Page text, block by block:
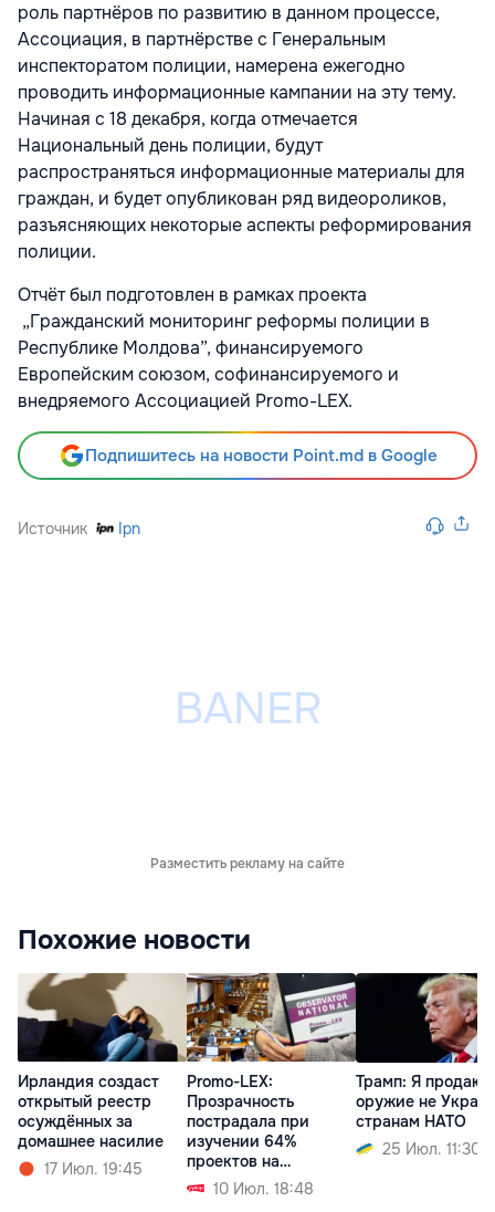
роль партнёров по развитию в данном процессе,
Ассоциация, в партнёрстве с Генеральным
инспекторатом полиции, намерена ежегодно
проводить информационные кампании на эту тему.
Начиная с 18 декабря, когда отмечается
Национальный день полиции, будут
распространяться информационные материалы для
граждан, и будет опубликован ряд видеороликов,
разъясняющих некоторые аспекты реформирования
полиции.
Отчёт был подготовлен в рамках проекта
„Гражданский мониторинг реформы полиции в
Республике Молдова”, финансируемого
Европейским союзом, софинансируемого и
внедряемого Ассоциацией Promo-LEX.
Подпишитесь на новости Point.md в Google
Источник Ipn
Разместить рекламу на сайте
Похожие новости
Ирландия создаст
открытый реестр
осуждённых за
домашнее насилие
17 Июл. 19:45
Promo-LEX:
Прозрачность
пострадала при
изучении 64%
проектов на
заседании
парламента
10 Июл. 18:48
Трамп: Я продаю
оружие не
странам НАТО
25 Июл. 11:30